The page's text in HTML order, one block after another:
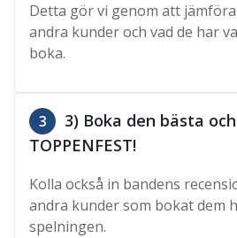
Detta gör vi genom att jämföra
andra kunder och vad de har
boka.
3
3) Boka den bästa
TOPPENFEST!
Kolla också in bandens
andra kunder som bokat dem
spelningen.